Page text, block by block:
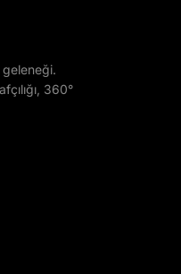
360°